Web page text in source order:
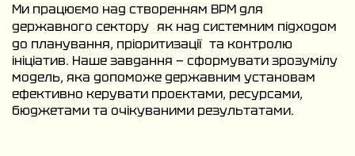
Ми працюємо над створенням BPM для
державного сектору як над системним підходом
до планування, пріоритизації та контролю
ініціатив. Наше завдання — сформувати зрозумілу
модель, яка допоможе державним установам
ефективно керувати проєктами, ресурсами,
бюджетами та очікуваними результатами.